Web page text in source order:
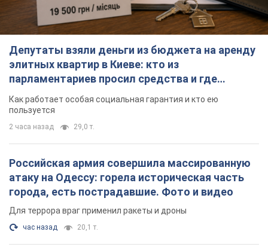
Депутаты взяли деньги из бюджета на аренду
элитных квартир в Киеве: кто из
парламентариев просил средства и где
поселился
Как работает особая социальная гарантия и кто ею
пользуется
2 часа назад 29,0 т.
Российская армия совершила массированную
атаку на Одессу: горела историческая часть
города, есть пострадавшие. Фото и видео
Для террора враг применил ракеты и дроны
час назад 20,1 т.